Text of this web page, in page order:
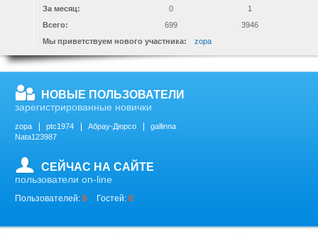
За месяц:
0
1
Всего:
699
3946
Мы приветствуем нового участника:
zopa
НОВЫЕ ПОЛЬЗОВАТЕЛИ
зарегистрированные новички
zopa ptc1974 Абрау-Дюрсо
gallinna
Nata123987
СЕЙЧАС НА САЙТЕ
пользователи on-line
Пользователей: 0 Гостей: 0